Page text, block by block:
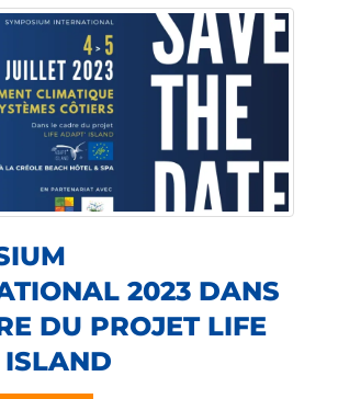
2023 DANS
DU PROJET LIFE
ISLAND